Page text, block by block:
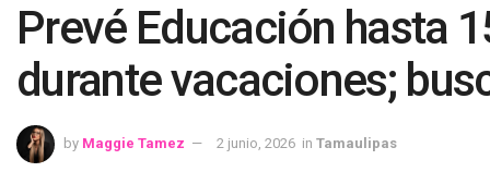
Prevé Educación hasta
durante vacaciones;
by Maggie Tamez 2 junio, 2026 in Tamaulipas